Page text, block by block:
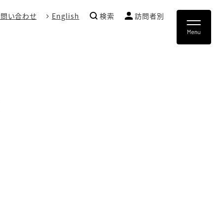
い合わせ English 検索 訪問者別